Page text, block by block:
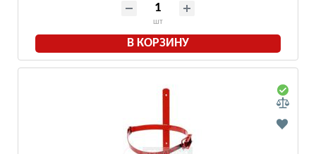
шт
В КОРЗИНУ